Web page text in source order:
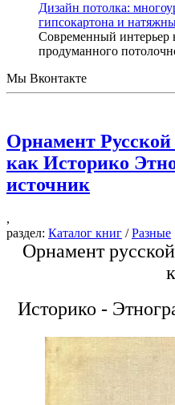
Дизайн потолка:
гипсокартона и
Современный интерьер
продуманного
Мы Вконтакте
Орнамент
как Историко
источник
,
раздел: Каталог книг /Разные
Орнамент
Историко -